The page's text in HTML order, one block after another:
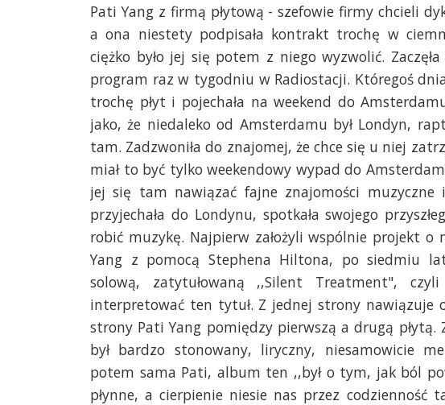
Pati Yang z firmą płytową - szefowie firmy chcieli
a ona niestety podpisała kontrakt trochę w
ciężko było jej się potem z niego wyzwolić.
program raz w tygodniu w Radiostacji. Któregoś
trochę płyt i pojechała na weekend do
jako, że niedaleko od Amsterdamu był Londyn,
tam. Zadzwoniła do znajomej, że chce się u niej
miał to być tylko weekendowy wypad do
jej się tam nawiązać fajne znajomości
przyjechała do Londynu, spotkała swojego
robić muzykę. Najpierw założyli wspólnie projekt
Yang z pomocą Stephena Hiltona, po siedmiu
solową, zatytułowaną ,,Silent Treatment",
interpretować ten tytuł. Z jednej strony nawiązuje
strony Pati Yang pomiędzy pierwszą a drugą
był bardzo stonowany, liryczny, niesamowicie
potem sama Pati, album ten ,,był o tym, jak ból
płynne, a cierpienie niesie nas przez codzienność